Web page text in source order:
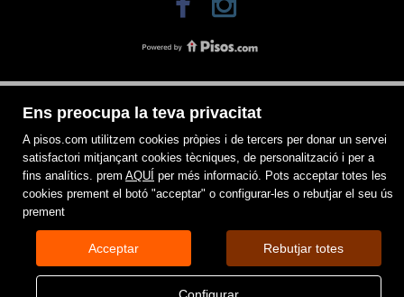
Ens preocupa la teva privacitat
A pisos.com utilitzem cookies pròpies i de tercers per donar un servei
satisfactori mitjançant cookies tècniques, de personalització i per a
fins analítics. prem AQUÍ per més informació. Pots acceptar totes les
cookies prement el botó "acceptar" o configurar-les o rebutjar el seu ús
prement
Acceptar Rebutjar totes